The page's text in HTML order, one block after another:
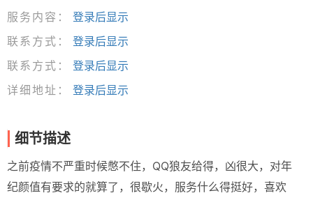
服务内容：
登录后显示
联系方式：
登录后显示
联系方式：
登录后显示
详细地址：
登录后显示
细节描述
之前疫情不严重时候憋不住，QQ狼友给得，凶很大，对年
纪颜值有要求的就算了，很歇火，服务什么得挺好，喜欢